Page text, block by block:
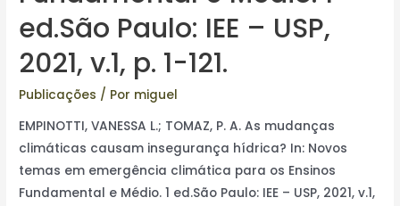
ed.São Paulo: IEE – USP,
2021, v.1, p. 1-121.
Publicações / Por miguel
EMPINOTTI, VANESSA L.; TOMAZ, P. A. As mudanças
climáticas causam insegurança hídrica? In: Novos
temas em emergência climática para os Ensinos
Fundamental e Médio. 1 ed.São Paulo: IEE – USP, 2021, v.1,